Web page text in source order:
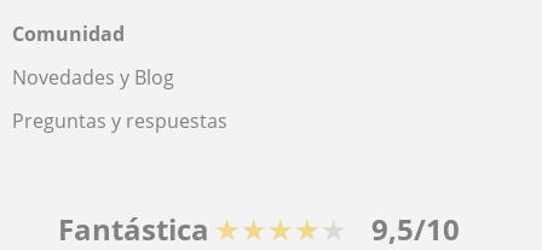
Comunidad
Novedades y Blog
Preguntas y respuestas
Fantástica ★★★★★ 9,5/10